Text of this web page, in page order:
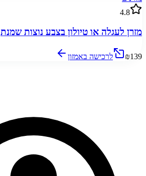
4.8
מזרן לעגלה או טיולון בצבע נוצות שמנת
₪139 לרכישה באמזון